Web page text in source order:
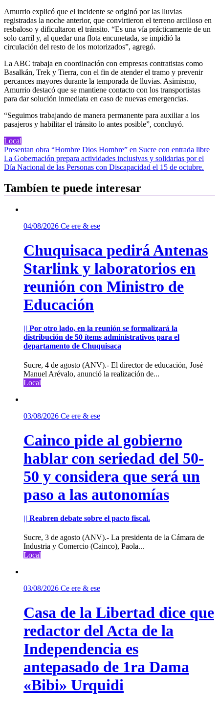
Amurrio explicó que el incidente se originó por las lluvias
registradas la noche anterior, que convirtieron el terreno arcilloso en
resbaloso y dificultaron el tránsito. “Es una vía prácticamente de un
solo carril y, al quedar una flota encunetada, se impidió la
circulación del resto de los motorizados”, agregó.
La ABC trabaja en coordinación con empresas contratistas como
Basalkán, Trek y Tierra, con el fin de atender el tramo y prevenir
percances mayores durante la temporada de lluvias. Asimismo,
Amurrio destacó que se mantiene contacto con los transportistas
para dar solución inmediata en caso de nuevas emergencias.
“Seguimos trabajando de manera permanente para auxiliar a los
pasajeros y habilitar el tránsito lo antes posible”, concluyó.
Local
Navegación
de
Presentan obra “Hombre Dios Hombre” en Sucre con entrada libre
La Gobernación prepara actividades inclusivas y solidarias por el
Día Nacional de las Personas con Discapacidad el 15 de octubre.
Tambíen te puede interesar
04/08/2026 Ce ere & ese
Chuquisaca pedirá Antenas
Starlink y laboratorios en
reunión con Ministro de
Educación
|| Por otro lado, en la reunión se formalizará la
distribución de 50 ítems administrativos para el
departamento de Chuquisaca
Sucre, 4 de agosto (ANV).- El director de educación, José
Manuel Arévalo, anunció la realización de...
Local
03/08/2026 Ce ere & ese
Cainco pide al gobierno
hablar con seriedad del 50-
50 y considera que será un
paso a las autonomías
|| Reabren debate sobre el pacto fiscal.
Sucre, 3 de agosto (ANV).- La presidenta de la Cámara de
Industria y Comercio (Cainco), Paola...
Local
03/08/2026 Ce ere & ese
Casa de la Libertad dice que
redactor del Acta de la
Independencia es
antepasado de 1ra Dama
«Bibi» Urquidi